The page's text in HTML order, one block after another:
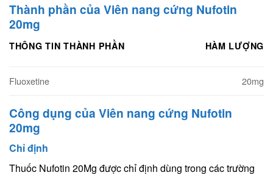
Thành phần của Viên nang cứng Nufotin
20mg
THÔNG TIN THÀNH PHẦN HÀM LƯỢNG
Fluoxetine 20mg
Công dụng của Viên nang cứng Nufotin
20mg
Chỉ định
Thuốc Nufotin 20Mg được chỉ định dùng trong các trường